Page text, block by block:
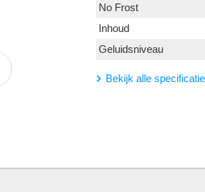
No Frost
Inhoud
Geluidsniveau
Bekijk alle